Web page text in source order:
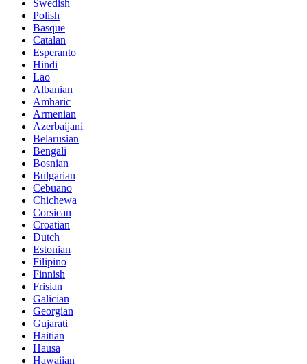
Swedish
Polish
Basque
Catalan
Esperanto
Hindi
Lao
Albanian
Amharic
Armenian
Azerbaijani
Belarusian
Bengali
Bosnian
Bulgarian
Cebuano
Chichewa
Corsican
Croatian
Dutch
Estonian
Filipino
Finnish
Frisian
Galician
Georgian
Gujarati
Haitian
Hausa
Hawaiian